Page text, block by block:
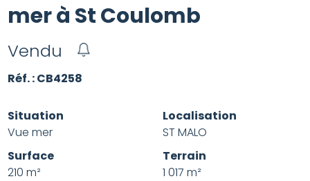
mer à St Coulomb
Vendu
Réf. : CB4258
Situation
Vue mer
Localisation
ST MALO
Surface
210 m²
Terrain
1 017 m²